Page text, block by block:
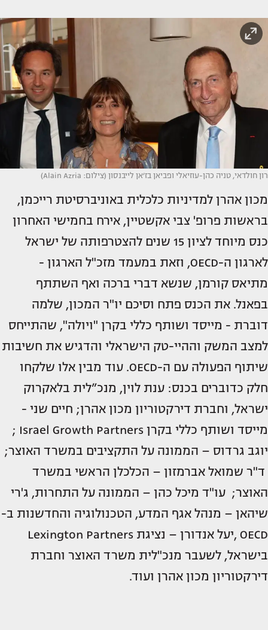
רון חולדאי, טניה כהן-עוזיאלי ופביאן בז׳אן לייבנסון (צילום: Alain Azria)
מכון אהרן למדיניות כלכלית באוניברסיטת רייכמן,
בראשות פרופ' צבי אקשטיין, אירח בחמישי האחרון
כנס מיוחד לציון 15 שנים להצטרפותה של ישראל
לארגון ה-OECD, וזאת במעמד מזכ"ל הארגון -
מתיאס קורמן, שנשא דברי ברכה ואף השתתף
בפאנל. את הכנס פתח וסיכם יו"ר המכון, שלמה
דוברת - מייסד ושותף כללי בקרן "ויולה", שהתייחס
למצב המשק וההיי-טק הישראלי והדגיש את חשיבות
שיתוף הפעולה עם ה-OECD. עוד מבין אלו שלקחו
חלק כדוברים בכנס: ענת לוין, מנכ”לית בלאקרוק
ישראל, וחברת דירקטוריון מכון אהרן; חיים שני -
מייסד ושותף כללי בקרן Israel Growth Partners ;
יוגב גרדוס – הממונה על התקציבים במשרד האוצר;
ד"ר שמואל אברמזון – הכלכלן הראשי במשרד
האוצר; עו"ד מיכל כהן – הממונה על התחרות, ג'רי
שיהאן – מנהל אגף המדע, הטכנולוגיה והחדשנות ב-
OECD ,יעל אנדורן – נציגת Lexington Partners
בישראל, לשעבר מנכ"לית משרד האוצר וחברת
דירקטוריון מכון אהרן ועוד.